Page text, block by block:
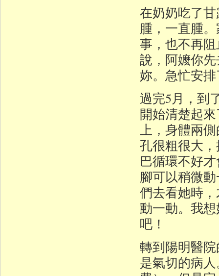
在奶奶吃了
腫，一直腫
事，也不再
說，阿嬤你
妳。急忙安
過完5月，到
開始清楚起
上，身體兩
孔很粗很大
巴循環不好
腳可以稍微
們去看她時
動一動。我
吧！
轉到陽明醫
是氣切的病